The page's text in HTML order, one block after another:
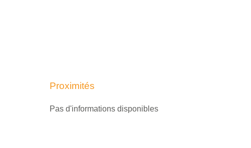
Proximités
Pas d'informations disponibles